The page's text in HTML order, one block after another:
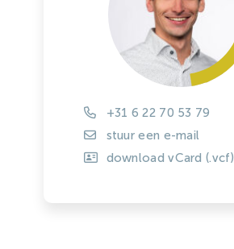
+31 6 22 70 53 79
stuur een e-mail
download vCard (.vcf)